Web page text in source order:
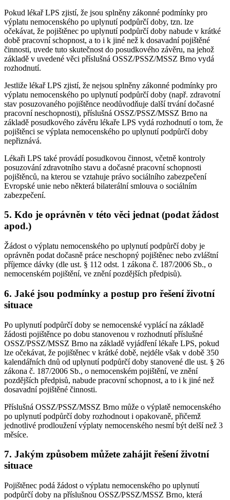
Pokud lékař LPS zjistí, že jsou splněny zákonné podmínky pro
výplatu nemocenského po uplynutí podpůrčí doby, tzn. lze
očekávat, že pojištěnec po uplynutí podpůrčí doby nabude v krátké
době pracovní schopnost, a to i k jiné než k dosavadní pojištěné
činnosti, uvede tuto skutečnost do posudkového závěru, na jehož
základě v uvedené věci příslušná OSSZ/PSSZ/MSSZ Brno vydá
rozhodnutí.
Jestliže lékař LPS zjistí, že nejsou splněny zákonné podmínky pro
výplatu nemocenského po uplynutí podpůrčí doby (např. zdravotní
stav posuzovaného pojištěnce neodůvodňuje další trvání dočasné
pracovní neschopnosti), příslušná OSSZ/PSSZ/MSSZ Brno na
základě posudkového závěru lékaře LPS vydá rozhodnutí o tom, že
pojištěnci se výplata nemocenského po uplynutí podpůrčí doby
nepřiznává.
Lékaři LPS také provádí posudkovou činnost, včetně kontroly
posuzování zdravotního stavu a dočasné pracovní schopnosti
pojištěnců, na kterou se vztahuje právo sociálního zabezpečení
Evropské unie nebo některá bilaterální smlouva o sociálním
zabezpečení.
5. Kdo je oprávněn v této věci jednat (podat žádost
apod.)
Žádost o výplatu nemocenského po uplynutí podpůrčí doby je
oprávněn podat dočasně práce neschopný pojištěnec nebo zvláštní
příjemce dávky (dle ust. § 112 odst. 1 zákona č. 187/2006 Sb., o
nemocenském pojištění, ve znění pozdějších předpisů).
6. Jaké jsou podmínky a postup pro řešení životní
situace
Po uplynutí podpůrčí doby se nemocenské vyplácí na základě
žádosti pojištěnce po dobu stanovenou v rozhodnutí příslušné
OSSZ/PSSZ/MSSZ Brno na základě vyjádření lékaře LPS, pokud
lze očekávat, že pojištěnec v krátké době, nejdéle však v době 350
kalendářních dnů od uplynutí podpůrčí doby stanovené dle ust. § 26
zákona č. 187/2006 Sb., o nemocenském pojištění, ve znění
pozdějších předpisů, nabude pracovní schopnost, a to i k jiné než
dosavadní pojištěné činnosti.
Příslušná OSSZ/PSSZ/MSSZ Brno může o výplatě nemocenského
po uplynutí podpůrčí doby rozhodnout i opakovaně, přičemž
jednotlivé prodloužení výplaty nemocenského nesmí být delší než 3
měsíce.
7. Jakým způsobem můžete zahájit řešení životní
situace
Pojištěnec podá žádost o výplatu nemocenského po uplynutí
podpůrčí doby na příslušnou OSSZ/PSSZ/MSSZ Brno, která